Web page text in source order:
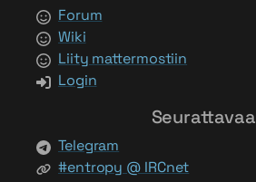
Forum
Wiki
Liity mattermostiin
Login
Seurattavaa
Telegram
#entropy @ IRCnet